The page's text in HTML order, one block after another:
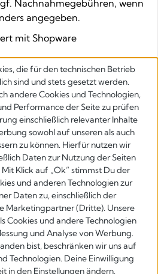
Nachnahmegebühren, wenn
angegeben.
mit Shopware
die für den technischen Betrieb
sind und stets gesetzt werden.
andere Cookies und Technologien,
Performance der Seite zu prüfen
einschließlich relevanter Inhalte
sowohl auf unseren als auch
zu können. Hierfür nutzen wir
Daten zur Nutzung der Seiten
Klick auf „Ok” stimmst Du der
und anderen Technologien zur
Daten zu, einschließlich der
Marketingpartner (Dritte). Unsere
Cookies und andere Technologien
und Analyse von Werbung.
bist, beschränken wir uns auf
Technologien. Deine Einwilligung
in den Einstellungen ändern.